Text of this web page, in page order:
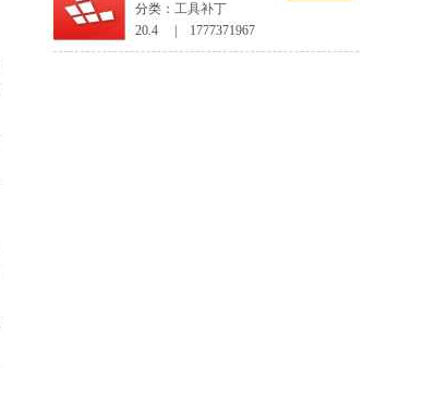
分类： 工具补丁
20.4 | 1777371967